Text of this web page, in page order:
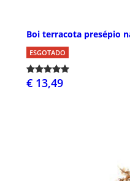
Boi terracota presépio
ESGOTADO
€ 13,49